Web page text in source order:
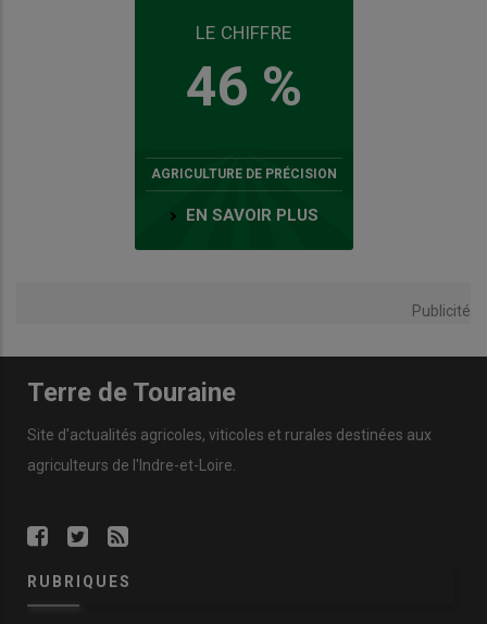
LE CHIFFRE
46 %
AGRICULTURE DE PRÉCISION
EN SAVOIR PLUS
Publicité
Terre de Touraine
Site d'actualités agricoles, viticoles et rurales destinées aux
agriculteurs de l'Indre-et-Loire.
RUBRIQUES